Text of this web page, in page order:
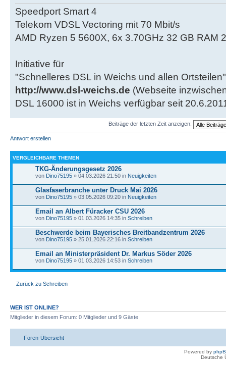
Speedport Smart 4
Telekom VDSL Vectoring mit 70 Mbit/s
AMD Ryzen 5 5600X, 6x 3.70GHz 32 GB RAM
Initiative für
"Schnelleres DSL in Weichs und allen Ortsteilen"
http://www.dsl-weichs.de (Webseite
DSL 16000 ist in Weichs verfügbar seit
Beiträge der letzten Zeit anzeigen:
Antwort erstellen
VERGLEICHBARE THEMEN
TKG-Änderungsgesetz 2026
von Dino75195 » 04.03.2026 21:50 in Neuigkeiten
Glasfaserbranche unter Druck Mai 2026
von Dino75195 » 03.05.2026 09:20 in Neuigkeiten
Email an Albert Füracker CSU 2026
von Dino75195 » 01.03.2026 14:35 in Schreiben
Beschwerde beim Bayerisches Breitbandzentrum 2026
von Dino75195 » 25.01.2026 22:16 in Schreiben
Email an Ministerpräsident Dr. Markus Söder 2026
von Dino75195 » 01.03.2026 14:53 in Schreiben
Zurück zu Schreiben
WER IST ONLINE?
Mitglieder in diesem Forum: 0 Mitglieder und 9 Gäste
Foren-Übersicht
Powered by
Deutsche